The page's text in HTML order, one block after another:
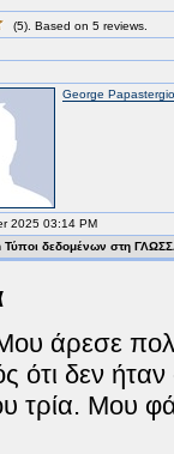
(5). Based on 5 reviews.
George
2025 03:14 PM
Τύποι δεδομένων στη
Μου άρεσε
ότι δεν
τρία. Μου